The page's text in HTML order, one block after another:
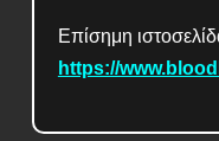
Επίσημη
https://